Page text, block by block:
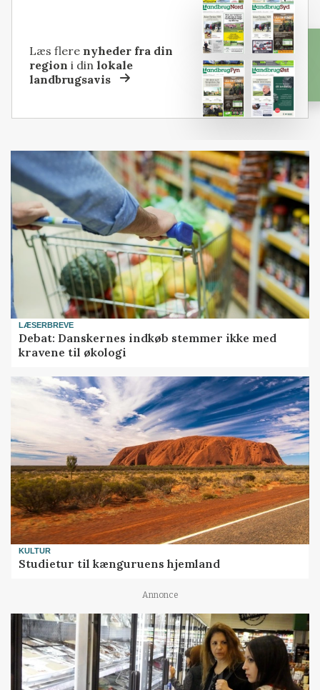
Læs flere nyheder fra din
region i dinlokale
landbrugsavis
LÆSERBREVE
Debat: Danskernes indkøb stemmer ikke med
kravene til økologi
KULTUR
Studietur til kænguruens hjemland
Annonce